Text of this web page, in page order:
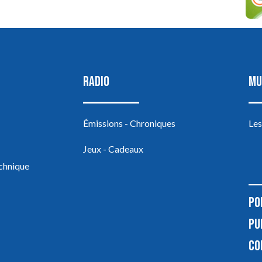
RADIO
Émissions - Chroniques
Jeux - Cadeaux